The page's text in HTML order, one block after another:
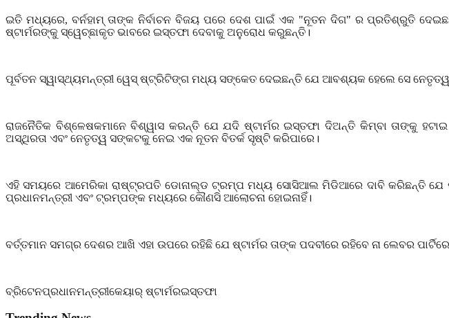
ଇତି ମଧ୍ୟରେ, ବର୍ନହାମ୍ ତାଙ୍କ ନିର୍ବାଚନ ବିଜୟ ପରେ ଦେଶ ପାଇଁ ଏକ "ନୂତନ ଦିଗ" ର ପ୍ରତିଶ୍ରୁତି
ଷ୍ଟାର୍ମରଙ୍କୁ ସ୍ୱେଚ୍ଛାକୃତ ଭାବରେ ଇସ୍ତଫା ଦେବାକୁ ଅନୁରୋଧ କରୁଛନ୍ତି।
ପୂର୍ବତନ ସ୍ୱାସ୍ଥ୍ୟମନ୍ତ୍ରୀ ୱେସ୍ ଷ୍ଟ୍ରିଟିଙ୍ଗ ମଧ୍ୟ ସଙ୍କେତ ଦେଇଛନ୍ତି ଯେ ଆବଶ୍ୟକ ହେଲେ ସେ
ରାଜନୈତିକ ବିଶ୍ଳେଷକମାନେ ବିଶ୍ୱାସ କରନ୍ତି ଯେ ଯଦି ଷ୍ଟାର୍ମର ଇସ୍ତଫା ଦିଅନ୍ତି କିମ୍ବା ତାଙ୍କୁ
ଅସ୍ଥିରତା ଏବଂ ନେତୃତ୍ୱ ସଙ୍କଟକୁ ନେଇ ଏକ ନୂତନ ବିତର୍କ ସୃଷ୍ଟି କରିପାରେ।
ଏହି ସମୟରେ ଆମେରିକା ରାଷ୍ଟ୍ରପତି ଡୋନାଲ୍ଡ ଟ୍ରମ୍ପ ମଧ୍ୟ ସୋସିଆଲ ମିଡିଆରେ ଦାବି କରିଛନ୍ତି ଯେ
ପ୍ରଧାନମନ୍ତ୍ରୀ ଏବଂ ଟ୍ରମ୍ପଙ୍କ ମଧ୍ୟରେ କୌଣସି ଆଲୋଚନା ହୋଇନାହିଁ।
ବର୍ତ୍ତମାନ ସମଗ୍ର ଦେଶର ଆଖି ଏହା ଉପରେ ରହିଛି ଯେ ଷ୍ଟାର୍ମର ତାଙ୍କ ପଦବୀରେ ରହିବେ ନା ଲେବର
ବ୍ରିଟେନପ୍ରଧାନମନ୍ତ୍ରୀକେୟାର୍ ଷ୍ଟାର୍ମରଇସ୍ତଫା